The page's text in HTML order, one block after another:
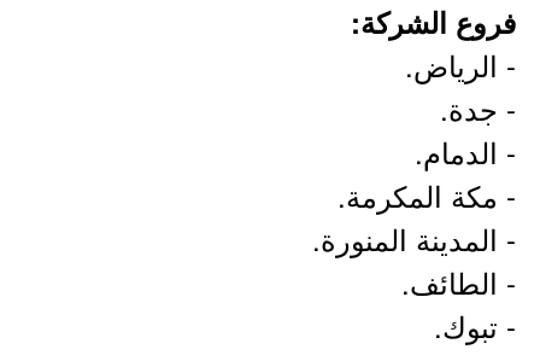
فروع الشركة:
- الرياض.
- جدة.
- الدمام.
- مكة المكرمة.
- المدينة المنورة.
- الطائف.
- تبوك.